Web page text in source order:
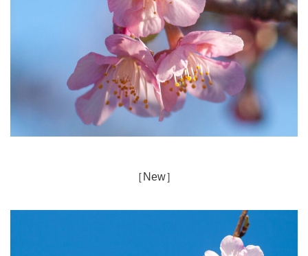
［New］